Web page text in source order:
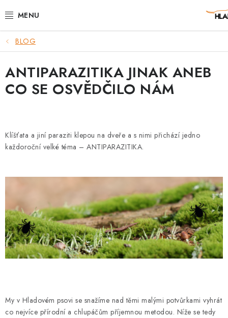
na
POTŘEBY PRO PSY
TAMI PŘEPRAVNÍ BOXY
SPORT SE PSEM
FAQ
VĚRNOSTNÍ PROGRAM
ZNAČKY
PRODEJNA
BLOG
VÝMĚNA, VRÁCENÍ A REKLAMACE
BLOG
ANTIPARAZITIKA JINAK ANEB
CO SE OSVĚDČILO NÁM
Klíšťata a jiní paraziti klepou na dveře a s nimi přichází jedno
každoroční velké téma – ANTIPARAZITIKA.
My v Hladovém psovi se snažíme nad těmi malými potvůrkami vyhrát
co nejvíce přírodní a chlupáčům příjemnou metodou. Níže se tedy